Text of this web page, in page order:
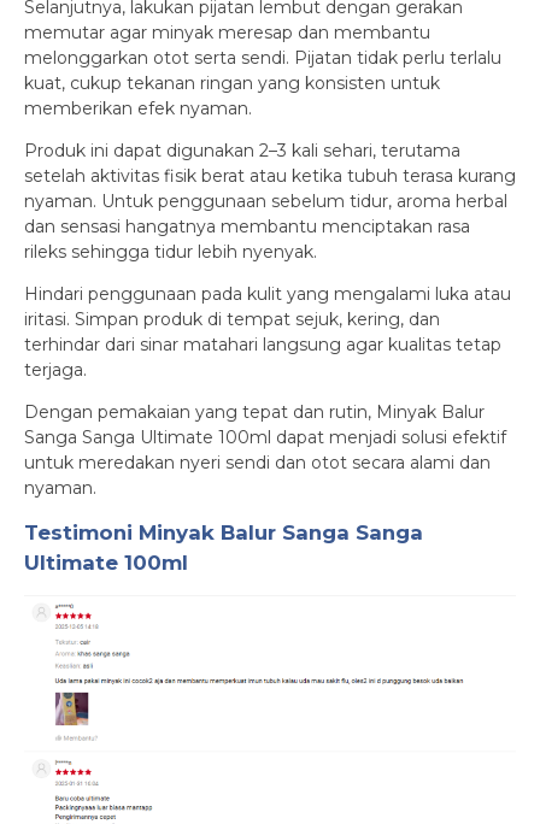
Selanjutnya, lakukan pijatan lembut dengan gerakan
memutar agar minyak meresap dan membantu
melonggarkan otot serta sendi. Pijatan tidak perlu terlalu
kuat, cukup tekanan ringan yang konsisten untuk
memberikan efek nyaman.
Produk ini dapat digunakan 2–3 kali sehari, terutama
setelah aktivitas fisik berat atau ketika tubuh terasa kurang
nyaman. Untuk penggunaan sebelum tidur, aroma herbal
dan sensasi hangatnya membantu menciptakan rasa
rileks sehingga tidur lebih nyenyak.
Hindari penggunaan pada kulit yang mengalami luka atau
iritasi. Simpan produk di tempat sejuk, kering, dan
terhindar dari sinar matahari langsung agar kualitas tetap
terjaga.
Dengan pemakaian yang tepat dan rutin, Minyak Balur
Sanga Sanga Ultimate 100ml dapat menjadi solusi efektif
untuk meredakan nyeri sendi dan otot secara alami dan
nyaman.
Testimoni Minyak Balur Sanga Sanga
Ultimate 100ml